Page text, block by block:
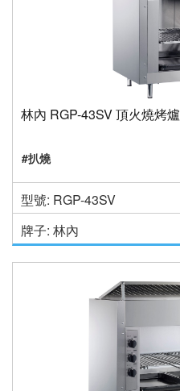
林內 RGP-43SV 頂火燒烤爐
#扒燒
型號: RGP-43SV
牌子: 林內